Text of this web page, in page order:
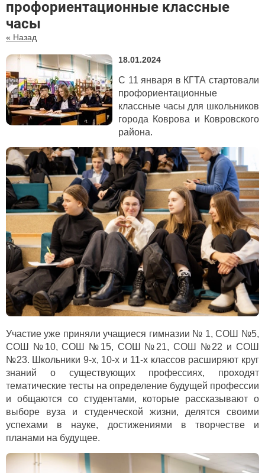
профориентационные классные
часы
« Назад
18.01.2024
С 11 января в КГТА стартовали
профориентационные
классные часы для школьников
города Коврова и Ковровского
района.
Участие уже приняли учащиеся гимназии № 1, СОШ №5,
СОШ №10, СОШ №15, СОШ №21, СОШ №22 и СОШ
№23. Школьники 9-х, 10-х и 11-х классов расширяют круг
знаний о существующих профессиях, проходят
тематические тесты на определение будущей профессии
и общаются со студентами, которые рассказывают о
выборе вуза и студенческой жизни, делятся своими
успехами в науке, достижениями в творчестве и
планами на будущее.